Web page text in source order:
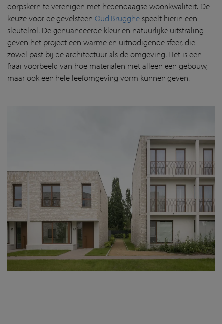
dorpskern te verenigen met hedendaagse woonkwaliteit. De
keuze voor de gevelsteen Oud Brugghe speelt hierin een
sleutelrol. De genuanceerde kleur en natuurlijke uitstraling
geven het project een warme en uitnodigende sfeer, die
zowel past bij de architectuur als de omgeving. Het is een
fraai voorbeeld van hoe materialen niet alleen een gebouw,
maar ook een hele leefomgeving vorm kunnen geven.